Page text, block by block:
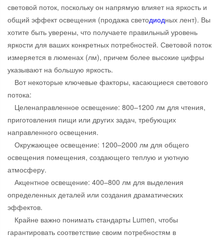
световой поток, поскольку он напрямую влияет на яркость и
общий эффект освещения (продажа светодиодных лент). Вы
хотите быть уверены, что получаете правильный уровень
яркости для ваших конкретных потребностей. Световой поток
измеряется в люменах (лм), причем более высокие цифры
указывают на большую яркость.
Вот некоторые ключевые факторы, касающиеся светового
потока:
Целенаправленное освещение: 800–1200 лм для чтения,
приготовления пищи или других задач, требующих
направленного освещения.
Окружающее освещение: 1200–2000 лм для общего
освещения помещения, создающего теплую и уютную
атмосферу.
Акцентное освещение: 400–800 лм для выделения
определенных деталей или создания драматических
эффектов.
Крайне важно понимать стандарты Lumen, чтобы
гарантировать соответствие своим потребностям в